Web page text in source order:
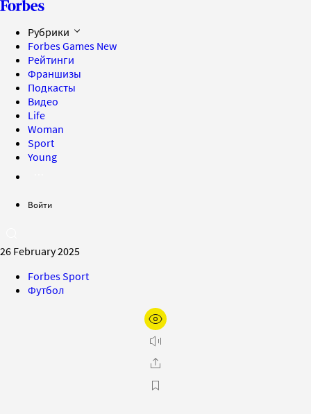
Рубрики
Forbes Games New
Рейтинги
Франшизы
Подкасты
Видео
Life
Woman
Sport
Young
Войти
26 February 2025
Forbes Sport
Футбол